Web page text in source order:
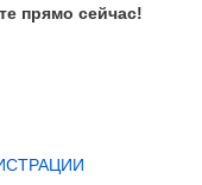
прямо сейчас!